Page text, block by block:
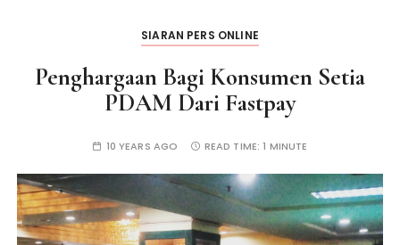
SIARAN PERS ONLINE
Penghargaan Bagi Konsumen Setia
PDAM Dari Fastpay
10 YEARS AGO READ TIME:1 MINUTE